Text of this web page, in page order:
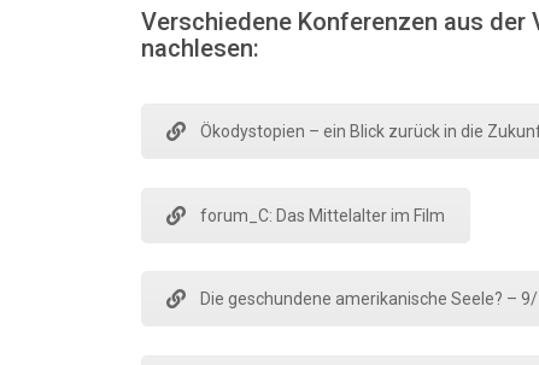
Verschiedene Konferenzen aus der
nachlesen:
Ökodystopien – ein Blick zurück in die
forum_C: Das Mittelalter im Film
Die geschundene amerikanische Seele? –